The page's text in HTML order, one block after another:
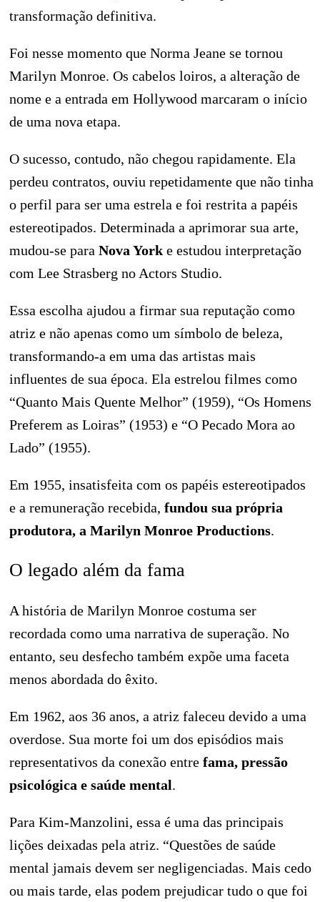
transformação definitiva.
Foi nesse momento que Norma Jeane se tornou
Marilyn Monroe. Os cabelos loiros, a alteração de
nome e a entrada em Hollywood marcaram o início
de uma nova etapa.
O sucesso, contudo, não chegou rapidamente. Ela
perdeu contratos, ouviu repetidamente que não tinha
o perfil para ser uma estrela e foi restrita a papéis
estereotipados. Determinada a aprimorar sua arte,
mudou-se para Nova York e estudou interpretação
com Lee Strasberg no Actors Studio.
Essa escolha ajudou a firmar sua reputação como
atriz e não apenas como um símbolo de beleza,
transformando-a em uma das artistas mais
influentes de sua época. Ela estrelou filmes como
“Quanto Mais Quente Melhor” (1959), “Os Homens
Preferem as Loiras” (1953) e “O Pecado Mora ao
Lado” (1955).
Em 1955, insatisfeita com os papéis estereotipados
e a remuneração recebida, fundou sua própria
produtora, a Marilyn Monroe Productions.
O legado além da fama
A história de Marilyn Monroe costuma ser
recordada como uma narrativa de superação. No
entanto, seu desfecho também expõe uma faceta
menos abordada do êxito.
Em 1962, aos 36 anos, a atriz faleceu devido a uma
overdose. Sua morte foi um dos episódios mais
representativos da conexão entre fama, pressão
psicológica e saúde mental.
Para Kim-Manzolini, essa é uma das principais
lições deixadas pela atriz. “Questões de saúde
mental jamais devem ser negligenciadas. Mais cedo
ou mais tarde, elas podem prejudicar tudo o que foi